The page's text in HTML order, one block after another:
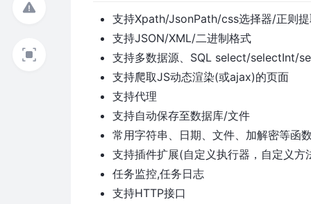
支持Xpath/JsonPath/css选择器/正则
支持JSON/XML/二进制格式
支持多数据源、SQL select/selectInt/
支持爬取JS动态渲染(或ajax)的页面
支持代理
支持自动保存至数据库/文件
常用字符串、日期、文件、加解密等函
支持插件扩展(自定义执行器，自定义方
任务监控,任务日志
支持HTTP接口